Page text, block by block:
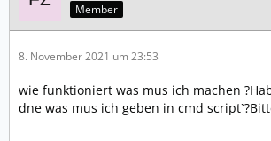
Member
8. November 2021 um 23:53
wie funktioniert was mus ich machen
dne was mus ich geben in cmd